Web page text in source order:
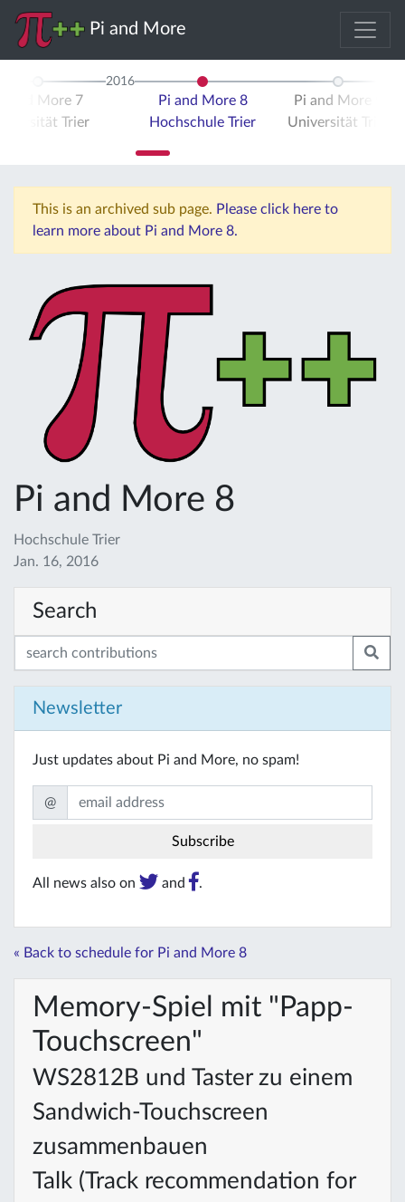
Pi and More
and More 7
Trier
2016
Pi and More 8
Hochschule Trier
Pi and More 9
Universität Trier
This is an archived sub page. Please click here to
learn more about Pi and More 8.
Pi and More 8
Hochschule Trier
Jan. 16, 2016
Search
Newsletter
Just updates about Pi and More, no spam!
@
All news also on and .
« Back to schedule for Pi and More 8
Memory-Spiel mit "Papp-
Touchscreen"
WS2812B und Taster zu einem
Sandwich-Touchscreen
zusammenbauen
Talk (Track recommendation for